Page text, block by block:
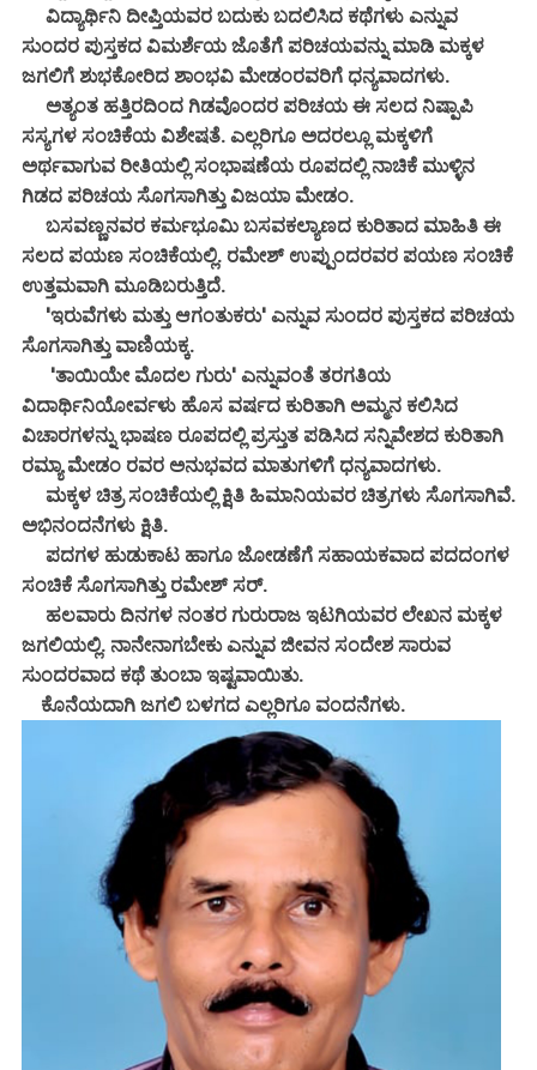
ವಿದ್ಯಾರ್ಥಿನಿ ದೀಪ್ತಿಯವರ ಬದುಕು ಬದಲಿಸಿದ ಕಥೆಗಳು ಎನ್ನುವ
ಸುಂದರ ಪುಸ್ತಕದ ವಿಮರ್ಶೆಯ ಜೊತೆಗೆ ಪರಿಚಯವನ್ನು ಮಾಡಿ ಮಕ್ಕಳ
ಜಗಲಿಗೆ ಶುಭಕೋರಿದ ಶಾಂಭವಿ ಮೇಡಂರವರಿಗೆ ಧನ್ಯವಾದಗಳು.
ಅತ್ಯಂತ ಹತ್ತಿರದಿಂದ ಗಿಡವೊಂದರ ಪರಿಚಯ ಈ ಸಲದ ನಿಷ್ಪಾಪಿ
ಸಸ್ಯಗಳ ಸಂಚಿಕೆಯ ವಿಶೇಷತೆ. ಎಲ್ಲರಿಗೂ ಅದರಲ್ಲೂ ಮಕ್ಕಳಿಗೆ
ಅರ್ಥವಾಗುವ ರೀತಿಯಲ್ಲಿ ಸಂಭಾಷಣೆಯ ರೂಪದಲ್ಲಿ ನಾಚಿಕೆ ಮುಳ್ಳಿನ
ಗಿಡದ ಪರಿಚಯ ಸೊಗಸಾಗಿತ್ತು ವಿಜಯಾ ಮೇಡಂ.
ಬಸವಣ್ಣನವರ ಕರ್ಮಭೂಮಿ ಬಸವಕಲ್ಯಾಣದ ಕುರಿತಾದ ಮಾಹಿತಿ ಈ
ಸಲದ ಪಯಣ ಸಂಚಿಕೆಯಲ್ಲಿ. ರಮೇಶ್ ಉಪ್ಪುಂದರವರ ಪಯಣ ಸಂಚಿಕೆ
ಉತ್ತಮವಾಗಿ ಮೂಡಿಬರುತ್ತಿದೆ.
'ಇರುವೆಗಳು ಮತ್ತು ಆಗಂತುಕರು' ಎನ್ನುವ ಸುಂದರ ಪುಸ್ತಕದ ಪರಿಚಯ
ಸೊಗಸಾಗಿತ್ತು ವಾಣಿಯಕ್ಕ.
'ತಾಯಿಯೇ ಮೊದಲ ಗುರು' ಎನ್ನುವಂತೆ ತರಗತಿಯ
ವಿದಾರ್ಥಿನಿಯೋರ್ವಳು ಹೊಸ ವರ್ಷದ ಕುರಿತಾಗಿ ಅಮ್ಮನ ಕಲಿಸಿದ
ವಿಚಾರಗಳನ್ನು ಭಾಷಣ ರೂಪದಲ್ಲಿ ಪ್ರಸ್ತುತ ಪಡಿಸಿದ ಸನ್ನಿವೇಶದ ಕುರಿತಾಗಿ
ರಮ್ಯಾ ಮೇಡಂ ರವರ ಅನುಭವದ ಮಾತುಗಳಿಗೆ ಧನ್ಯವಾದಗಳು.
ಮಕ್ಕಳ ಚಿತ್ರ ಸಂಚಿಕೆಯಲ್ಲಿ ಕ್ಷಿತಿ ಹಿಮಾನಿಯವರ ಚಿತ್ರಗಳು ಸೊಗಸಾಗಿವೆ.
ಅಭಿನಂದನೆಗಳು ಕ್ಷಿತಿ.
ಪದಗಳ ಹುಡುಕಾಟ ಹಾಗೂ ಜೋಡಣೆಗೆ ಸಹಾಯಕವಾದ ಪದದಂಗಳ
ಸಂಚಿಕೆ ಸೊಗಸಾಗಿತ್ತು ರಮೇಶ್ ಸರ್.
ಹಲವಾರು ದಿನಗಳ ನಂತರ ಗುರುರಾಜ ಇಟಗಿಯವರ ಲೇಖನ ಮಕ್ಕಳ
ಜಗಲಿಯಲ್ಲಿ. ನಾನೇನಾಗಬೇಕು ಎನ್ನುವ ಜೀವನ ಸಂದೇಶ ಸಾರುವ
ಸುಂದರವಾದ ಕಥೆ ತುಂಬಾ ಇಷ್ಟವಾಯಿತು.
ಕೊನೆಯದಾಗಿ ಜಗಲಿ ಬಳಗದ ಎಲ್ಲರಿಗೂ ವಂದನೆಗಳು.